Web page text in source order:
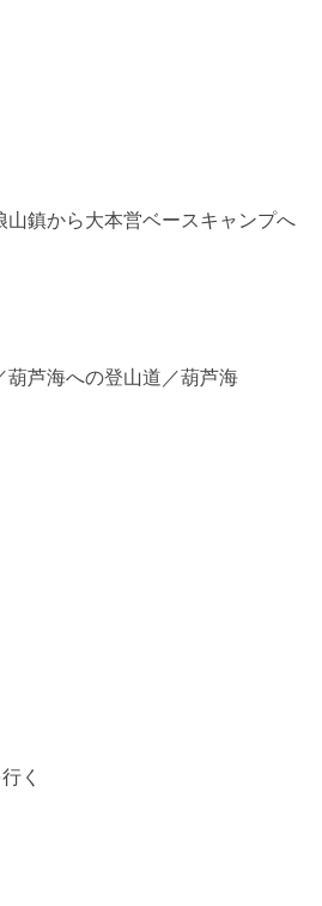
山鎮から大本営ベースキャンプへ
葫芦海への登山道／葫芦海
く